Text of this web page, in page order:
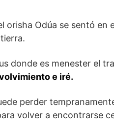
orisha Odúa se sentó
donde es menester el
e iré.
perder
volver a encontrarse